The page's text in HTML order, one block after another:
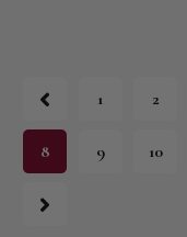
1 2
8 9 10